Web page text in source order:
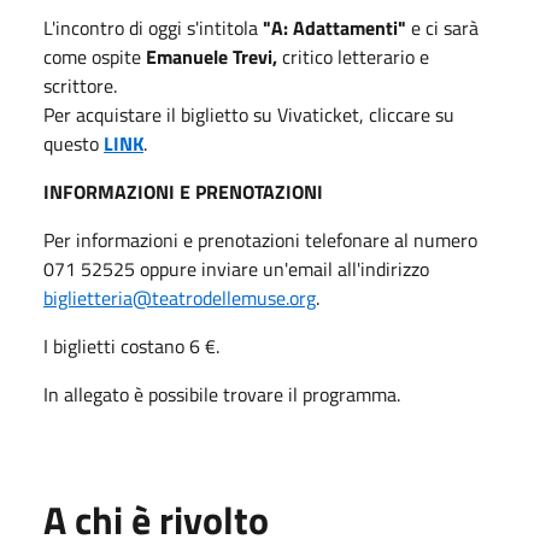
L'incontro di oggi s'intitola"A: Adattamenti" e ci sarà
come ospite Emanuele Trevi,critico letterario e
scrittore.
Per acquistare il biglietto su Vivaticket, cliccare su
questo LINK.
INFORMAZIONI E PRENOTAZIONI
Per informazioni e prenotazioni telefonare al numero
071 52525 oppure inviare un'email all'indirizzo
biglietteria@teatrodellemuse.org.
I biglietti costano 6 €.
In allegato è possibile trovare il programma.
A chi è rivolto